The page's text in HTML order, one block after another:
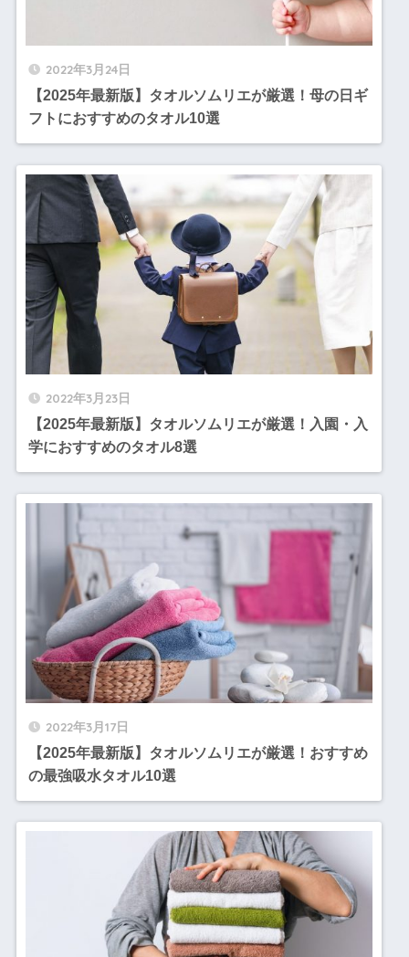
2022年3月24日
【2025年最新版】タオルソムリエが厳選！母の日ギ
フトにおすすめのタオル10選
2022年3月23日
【2025年最新版】タオルソムリエが厳選！入園・入
学におすすめのタオル8選
2022年3月17日
【2025年最新版】タオルソムリエが厳選！おすすめ
の最強吸水タオル10選